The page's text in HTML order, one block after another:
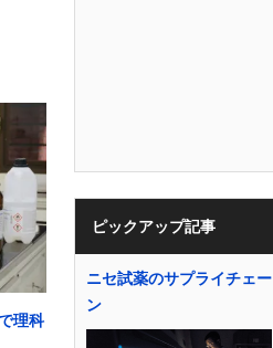
理科
ピックアップ記事
ニセ試薬のサプライチェー
ン